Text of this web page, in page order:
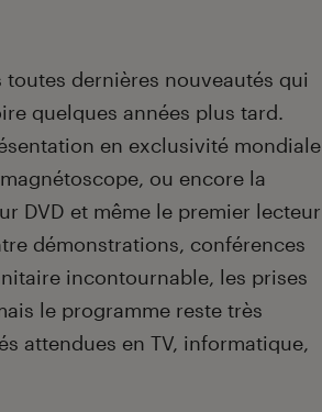
toutes dernières nouveautés qui
quelques années plus tard.
en exclusivité mondiale
ou encore la
DVD et même le premier lecteur
démonstrations, conférences
incontournable, les prises
le programme reste très
attendues en TV, informatique,